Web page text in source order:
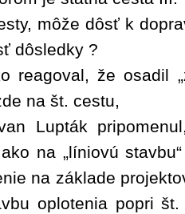
môže dôsť k
dôsledky ?
reagoval, že osadil
na št. cestu,
Lupták
na „líniovú
na základe
oplotenia popri